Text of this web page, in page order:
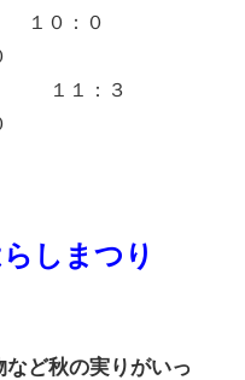
０
３
しまつり
ど秋の実りがいっ